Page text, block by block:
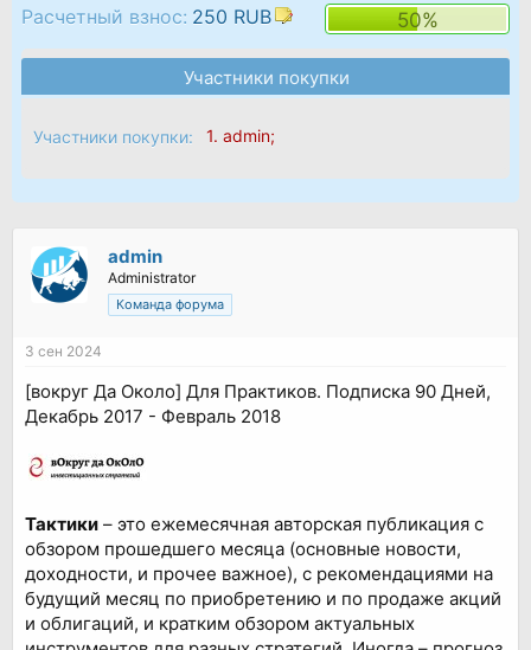
50%
Расчетный взнос: 250 RUB
Участники покупки
Участники покупки: 1. admin;
admin
Administrator
Команда форума
3 сен 2024
[вокруг Да Около] Для Практиков. Подписка 90 Дней,
Декабрь 2017 - Февраль 2018
Тактики – это ежемесячная авторская публикация с
обзором прошедшего месяца (основные новости,
доходности, и прочее важное), с рекомендациями на
будущий месяц по приобретению и по продаже акций
и облигаций, и кратким обзором актуальных